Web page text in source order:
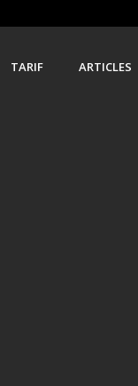
TARIF ARTICLES